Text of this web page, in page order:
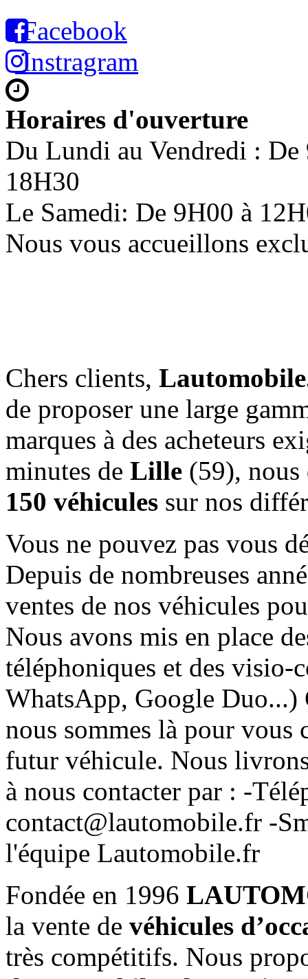
Facebook
Instragram
Horaires d'ouverture
Du Lundi au Vendredi :
18H30
Le Samedi: De 9H00 à
Nous vous accueillons
Chers clients,
de proposer une large
marques à des acheteurs
minutes de Lille (59), nous
150 véhicules sur nos
Vous ne pouvez pas vous
Depuis de nombreuses
ventes de nos véhicules
Nous avons mis en place
téléphoniques et des visio-
WhatsApp, Google Duo...)
nous sommes là pour
futur véhicule. Nous
à nous contacter par : -
contact@lautomobile.fr -
l'équipe Lautomobile.fr
Fondée en 1996
la vente de véhicules
très compétitifs. Nous